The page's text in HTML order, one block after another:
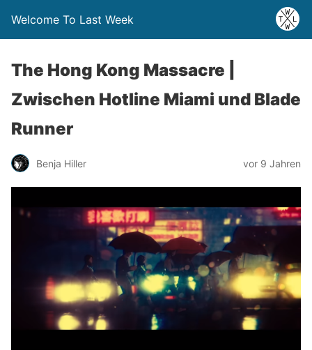
Welcome To Last Week
The Hong Kong Massacre |
Zwischen Hotline Miami und Blade
Runner
Benja Hiller vor 9 Jahren